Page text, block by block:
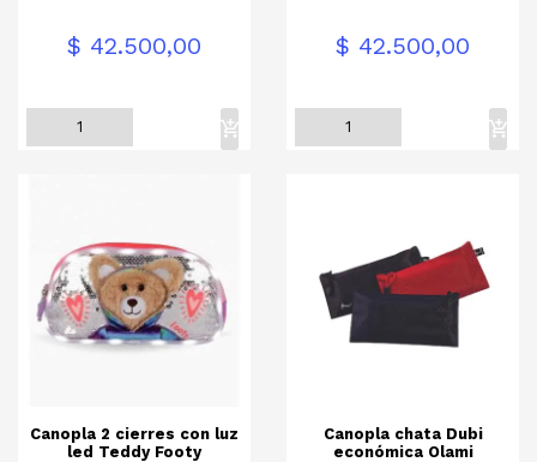
Precio$ 42.500,00 Precio$ 42.500,00
Canopla 2 cierres con luz
led Teddy Footy
Canopla chata Dubi
económica Olami